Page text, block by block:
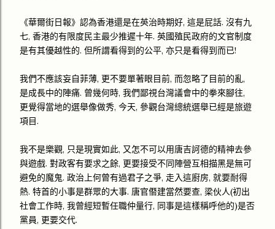
《華爾街日報》認為香港還是在英治時期好, 這是屁話. 沒有九
七, 香港的有限度民主最少推遲十年. 英國殖民政府的文官制度
是有其優越性的. 但所謂看得到的公平, 亦只是看得到而已!
我們不應該妄自菲薄, 更不要單著眼目前, 而忽略了目前的亂,
是成長中的陣痛. 曾幾何時, 我們鄙視台灣議會中的拳來腳往,
更覺得當地的選舉像做秀, 今天, 參觀台灣總統選舉已經是旅遊
項目.
我不是樂觀, 只是現實如此, 又怎不可以用唐吉訶德的精神去參
與遊戲. 對政客有要求之餘, 更要接受不同陣營互相描黑是無可
避免的魔鬼. 政治上何曾有過君子之爭, 走入這廚房, 就要耐得
熱. 特首的小事是群眾的大事. 唐官僭建當然要查, 梁伙人(初出
社會工作時, 我曾經短暫任職仲量行, 同事是這樣稱呼他的)是否
黨員, 更要交代.